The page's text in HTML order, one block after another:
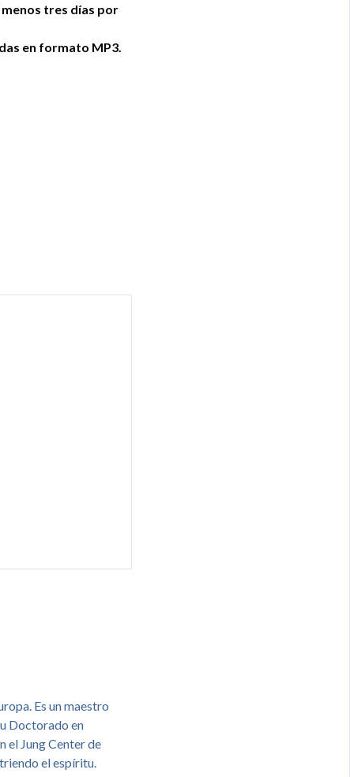
tres días por
en formato MP3.
Es un maestro
Doctorado en
el Jung Center de
el espíritu.